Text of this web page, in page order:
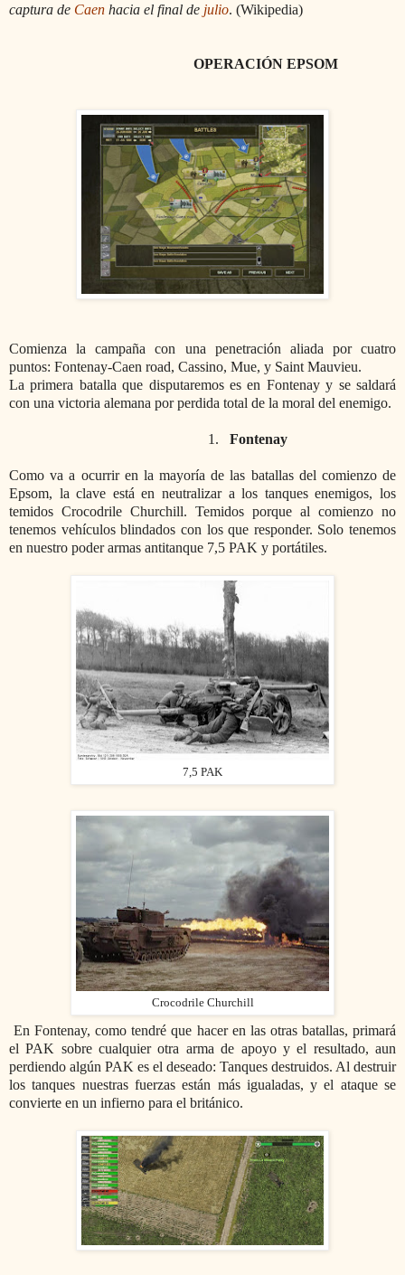
captura de Caen hacia el final de julio. (Wikipedia)
OPERACIÓN EPSOM
Comienza la campaña con una penetración aliada por cuatro
puntos: Fontenay-Caen road, Cassino, Mue, y Saint Mauvieu.
La primera batalla que disputaremos es en Fontenay y se saldará
con una victoria alemana por perdida total de la moral del enemigo.
1. Fontenay
Como va a ocurrir en la mayoría de las batallas del comienzo de
Epsom, la clave está en neutralizar a los tanques enemigos, los
temidos Crocodrile Churchill. Temidos porque al comienzo no
tenemos vehículos blindados con los que responder. Solo tenemos
en nuestro poder armas antitanque 7,5 PAK y portátiles.
7,5 PAK
Crocodrile Churchill
En Fontenay, como tendré que hacer en las otras batallas, primará
el PAK sobre cualquier otra arma de apoyo y el resultado, aun
perdiendo algún PAK es el deseado: Tanques destruidos. Al destruir
los tanques nuestras fuerzas están más igualadas, y el ataque se
convierte en un infierno para el británico.